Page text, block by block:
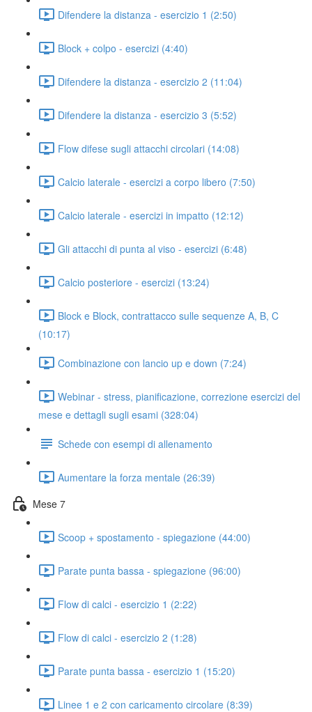
Difendere la distanza - esercizio 1 (2:50)
Block + colpo - esercizi (4:40)
Difendere la distanza - esercizio 2 (11:04)
Difendere la distanza - esercizio 3 (5:52)
Flow difese sugli attacchi circolari (14:08)
Calcio laterale - esercizi a corpo libero (7:50)
Calcio laterale - esercizi in impatto (12:12)
Gli attacchi di punta al viso - esercizi (6:48)
Calcio posteriore - esercizi (13:24)
Block e Block, contrattacco sulle sequenze A, B, C
(10:17)
Combinazione con lancio up e down (7:24)
Webinar - stress, pianificazione, correzione esercizi del
mese e dettagli sugli esami (328:04)
Schede con esempi di allenamento
Aumentare la forza mentale (26:39)
Mese 7
Scoop + spostamento - spiegazione (44:00)
Parate punta bassa - spiegazione (96:00)
Flow di calci - esercizio 1 (2:22)
Flow di calci - esercizio 2 (1:28)
Parate punta bassa - esercizio 1 (15:20)
Linee 1 e 2 con caricamento circolare (8:39)